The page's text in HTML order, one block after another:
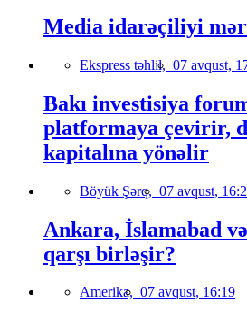
Media idarəçiliyi
Ekspress təhlil, 07 avqust,
Bakı investisiya
platformaya çevirir,
kapitalına yönəlir
Böyük Şərq, 07 avqust,
Ankara, İslamabad
qarşı birləşir?
Amerika, 07 avqust, 16:19